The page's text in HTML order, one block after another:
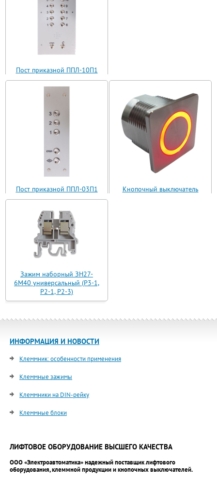
Пост приказной ППЛ-10П1
(ППЛ11-10)
Пост приказной ППЛ-03П1
(ППЛ11-03)
Кнопочный выключатель
Зажим наборный ЗН27-
6М40 универсальный (Р3-1,
Р2-1, Р2-3)
ИНФОРМАЦИЯ И НОВОСТИ
Клеммник: особенности применения
Клеммные зажимы
Клеммники на DIN-рейку
Клеммные блоки
ЛИФТОВОЕ ОБОРУДОВАНИЕ ВЫСШЕГО КАЧЕСТВА
ООО «Электроавтоматика» надежный поставщик лифтового
оборудования, клеммной продукции и кнопочных выключателей.